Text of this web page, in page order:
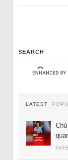
SEARCH
LATEST
06/